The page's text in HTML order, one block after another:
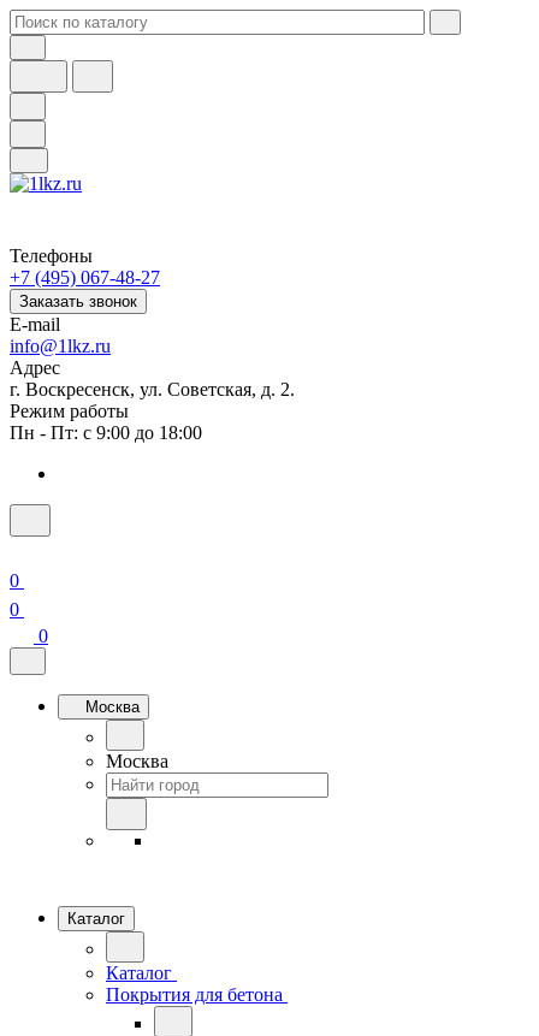
Телефоны
+7 (495) 067-48-27
Заказать звонок
E-mail
info@1lkz.ru
Адрес
г. Воскресенск, ул. Советская, д. 2.
Режим работы
Пн - Пт: с 9:00 до 18:00
0
0
0
Москва
Москва
Каталог
Каталог
Покрытия для бетона